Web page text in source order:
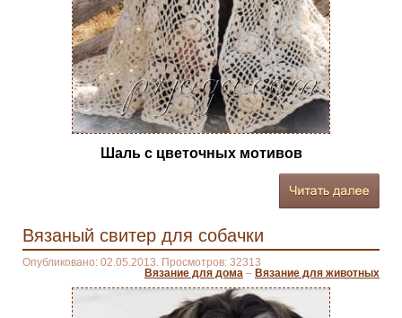
Шаль с цветочных мотивов
Вязаный свитер для собачки
Опубликовано: 02.05.2013. Просмотров: 32313
Вязание для дома – Вязание для животных